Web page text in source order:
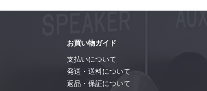
お買い物ガイド
支払いについて
発送・送料について
返品・保証について